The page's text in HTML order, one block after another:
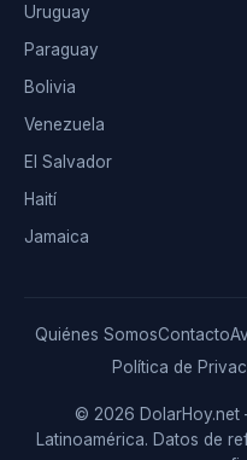
Uruguay
Paraguay
Bolivia
Venezuela
El Salvador
Haití
Jamaica
Quiénes SomosContacto
Política de
© 2026
Latinoamérica. Datos de